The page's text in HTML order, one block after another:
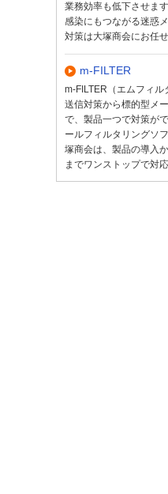
業務効率も低下させま
感染にもつながる迷惑
対策は大塚商会にお任せ
m-FILTER
m-FILTER（エムフィル
送信対策から標的型メ
で、製品一つで対策が
ールフィルタリングソ
塚商会は、製品の導入
までワンストップで対応